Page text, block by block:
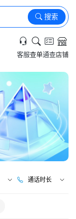
搜索
客服查单通查店铺
通话时长